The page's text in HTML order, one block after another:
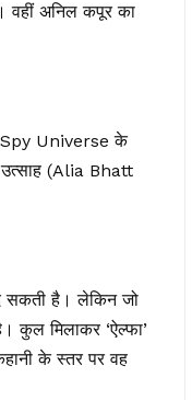
अनिल कपूर का
Spy Universe के
उत्साह (Alia Bhatt
सकती है। लेकिन जो
कुल मिलाकर ‘ऐल्फा’
के स्तर पर वह